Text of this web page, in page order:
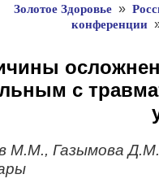
Золотое Здоровье »
конференции
с
М.М., Газымова Д.М.